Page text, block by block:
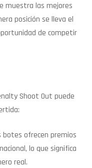
muestra las mejores
posición se lleva el
de competir
Shoot Out puede
botes ofrecen premios
lo que significa
real.